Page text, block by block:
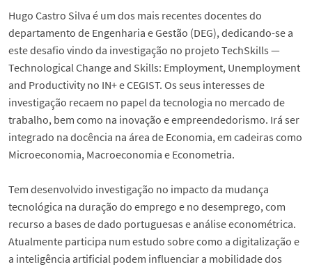
Hugo Castro Silva é um dos mais recentes docentes do
departamento de Engenharia e Gestão (DEG), dedicando-se a
este desafio vindo da investigação no projeto TechSkills —
Technological Change and Skills: Employment, Unemployment
and Productivity no IN+ e CEGIST. Os seus interesses de
investigação recaem no papel da tecnologia no mercado de
trabalho, bem como na inovação e empreendedorismo. Irá ser
integrado na docência na área de Economia, em cadeiras como
Microeconomia, Macroeconomia e Econometria.
Tem desenvolvido investigação no impacto da mudança
tecnológica na duração do emprego e no desemprego, com
recurso a bases de dado portuguesas e análise econométrica.
Atualmente participa num estudo sobre como a digitalização e
a inteligência artificial podem influenciar a mobilidade dos